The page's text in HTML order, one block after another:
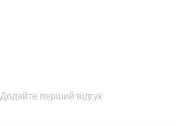
Додайте перший відгук